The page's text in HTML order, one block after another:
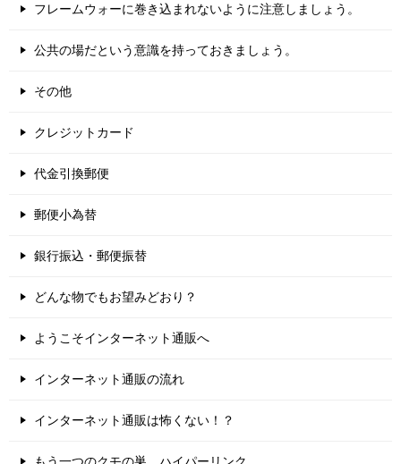
フレームウォーに巻き込まれないように注意しましょう。
公共の場だという意識を持っておきましょう。
その他
クレジットカード
代金引換郵便
郵便小為替
銀行振込・郵便振替
どんな物でもお望みどおり？
ようこそインターネット通販へ
インターネット通販の流れ
インターネット通販は怖くない！？
もう一つのクモの巣、ハイパーリンク